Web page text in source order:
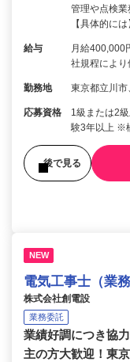
管理や点検業
【具体的に
給与
月給400,000
社規程により
勤務地 東京都立川
応募資格
1級または2
験3年以上 ※
後で見る
NEW
電気工事士（業務
株式会社創電設
業務委託
業績好調につき協
主の方大歓迎！東